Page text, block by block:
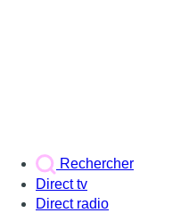
Rechercher
Direct tv
Direct radio